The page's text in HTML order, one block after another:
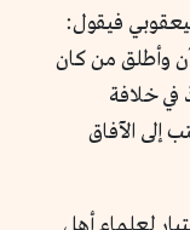
فيقول:
وأطلق من كان
خلافة
إلى الآفاق